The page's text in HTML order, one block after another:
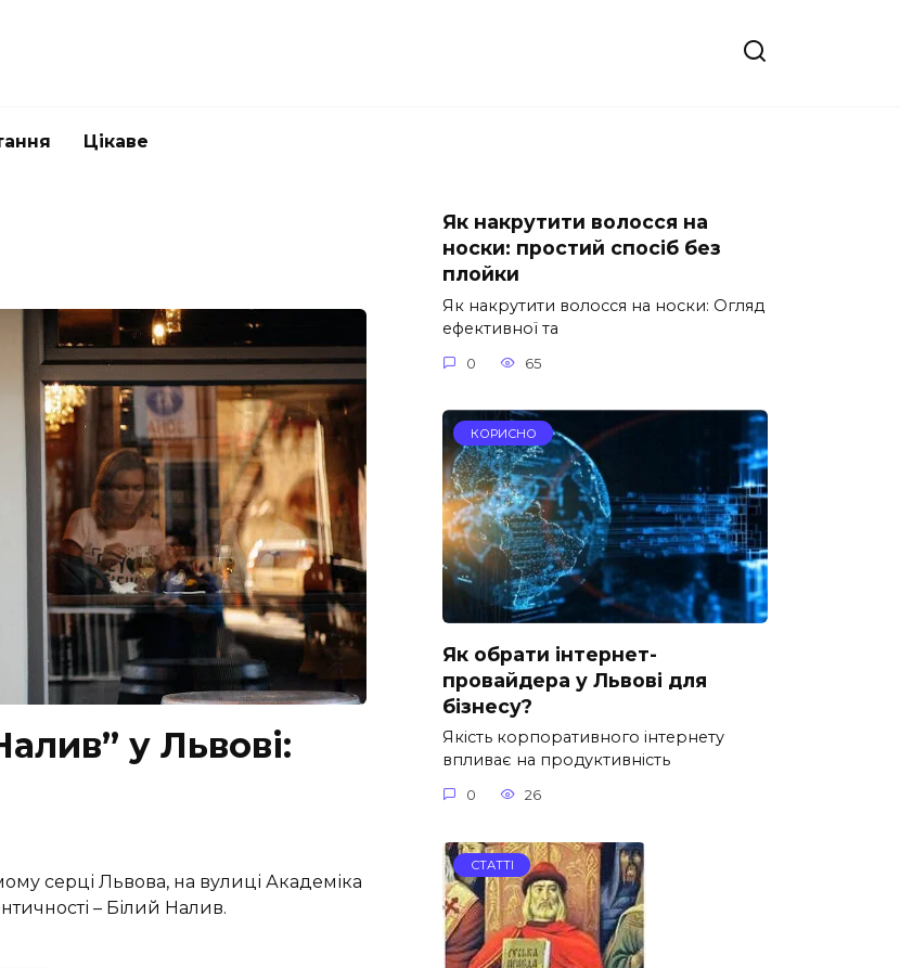
Цікаве
у Львові:
серці Львова, на вулиці Академіка
– Білий Налив.
Як накрутити волосся на
носки: простий спосіб без
плойки
Як накрутити волосся на носки: Огляд
ефективної та
0 65
КОРИСНО
Як обрати інтернет-
провайдера у Львові для
бізнесу?
Якість корпоративного інтернету
впливає на продуктивність
0 26
СТАТТІ